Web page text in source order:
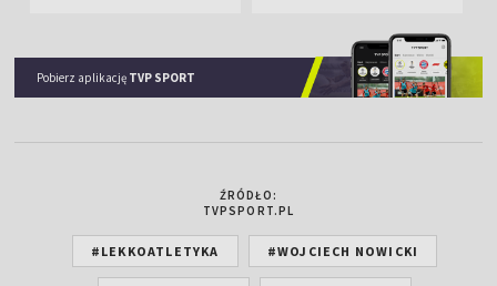
Pobierz aplikację TVP SPORT
ŹRÓDŁO:
TVPSPORT.PL
#LEKKOATLETYKA #WOJCIECH NOWICKI